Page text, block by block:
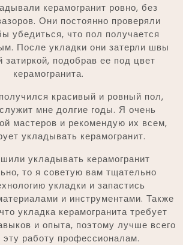
керамогранит ровно, без
Они постоянно проверяли
убедиться, что пол получается
После укладки они затерли швы
затиркой, подобрав ее под цвет
керамогранита.
красивый и ровный пол,
мне долгие годы. Я очень
мастеров и рекомендую их всем,
укладывать керамогранит.
укладывать керамогранит
то я советую вам тщательно
укладки и запастись
и инструментами. Также
укладка керамогранита требует
и опыта, поэтому лучше всего
эту работу профессионалам.